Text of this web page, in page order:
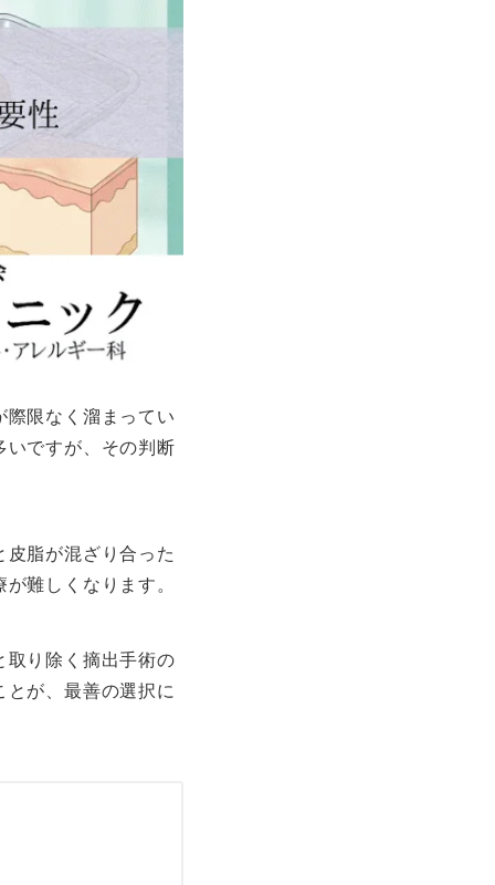
限なく溜まってい
いですが、その判断
脂が混ざり合った
難しくなります。
取り除く摘出手術の
が、最善の選択に